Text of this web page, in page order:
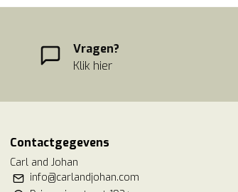
Vragen?
Klik hier
Contactgegevens
Carl and Johan
info@carlandjohan.com